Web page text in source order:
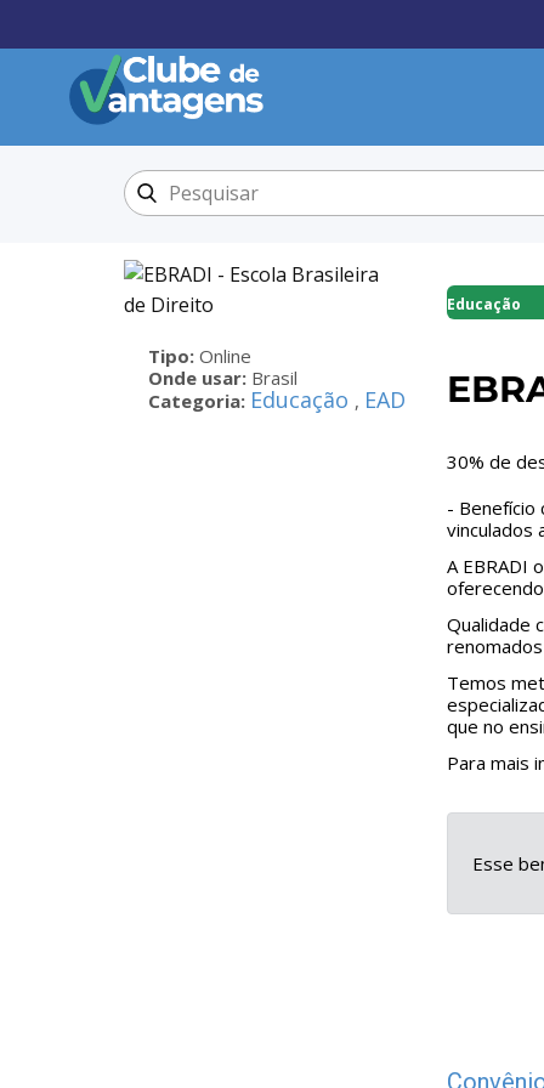
Tipo: Online
Onde usar: Brasil
Categoria: Educação , EAD
Educação
30% de
- Benefício
vinculados
A EBRADI
Qualidade
Temos
que no
Para mais
Esse